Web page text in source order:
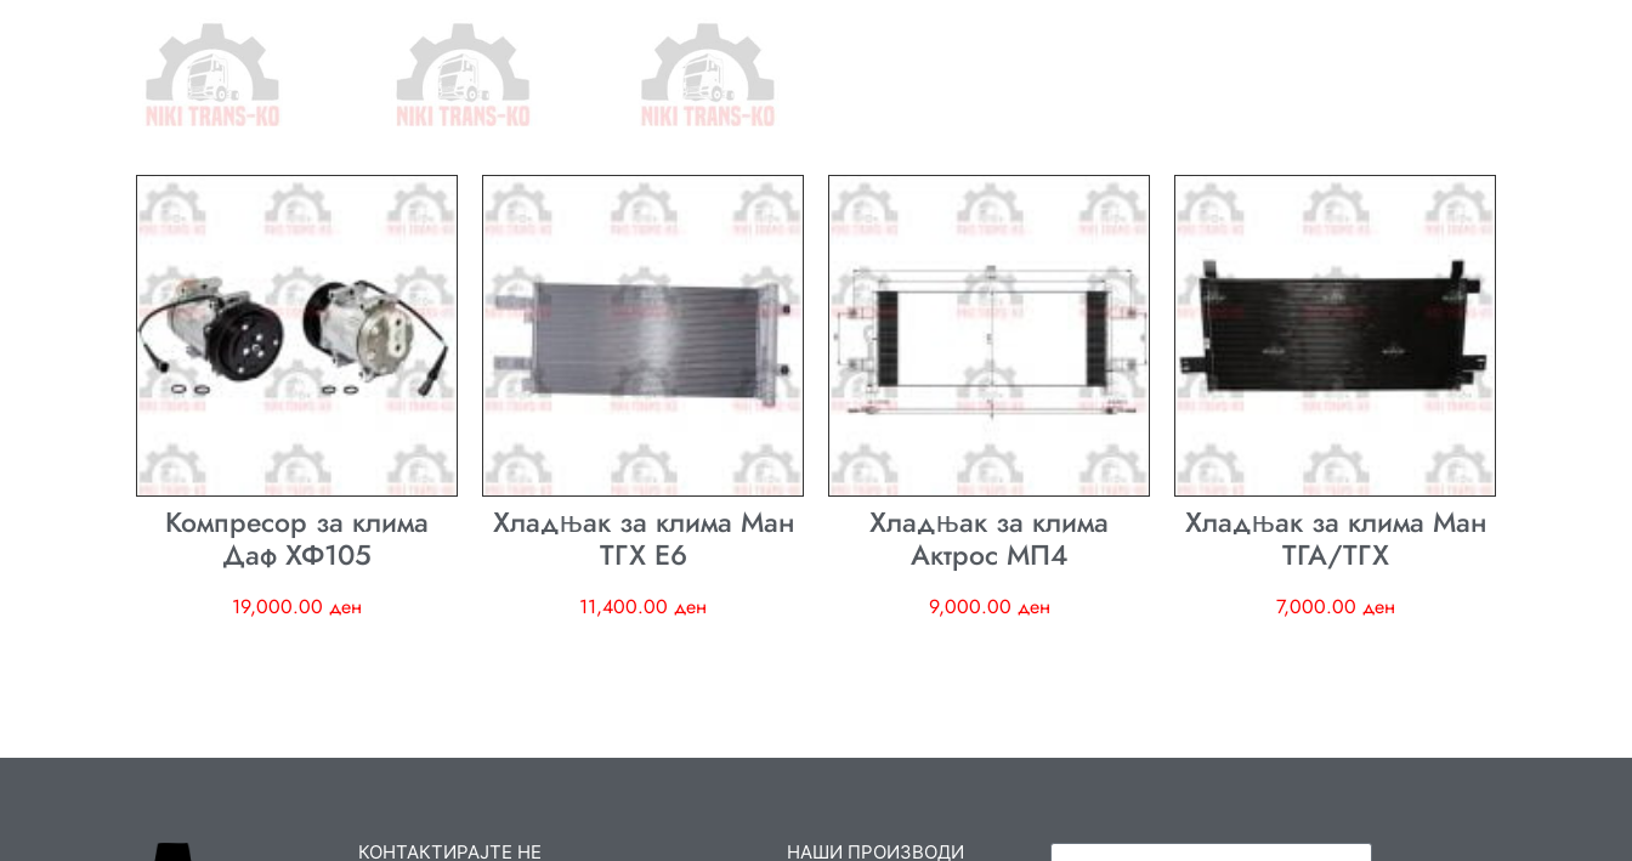
Компресор за клима
Даф ХФ105
19,000.00 ден
Хладњак за клима Ман
ТГХ E6
11,400.00 ден
Хладњак за клима
Актрос МП4
9,000.00 ден
Хладњак за клима Ман
ТГА/ТГХ
7,000.00 ден
КОНТАКТИРАЈТЕ НЕ НАШИ ПРОИЗВОДИ